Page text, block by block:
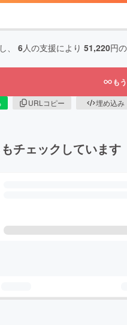
、 6人の支援により 51,220円
も
URLコピー 埋め込み
チェックしています